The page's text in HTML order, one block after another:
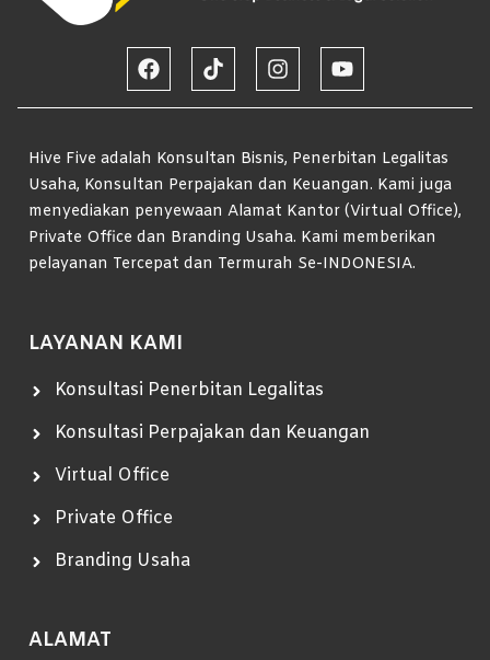
Hive Five adalah Konsultan Bisnis, Penerbitan Legalitas
Usaha, Konsultan Perpajakan dan Keuangan. Kami juga
menyediakan penyewaan Alamat Kantor (Virtual Office),
Private Office dan Branding Usaha. Kami memberikan
pelayanan Tercepat dan Termurah Se-INDONESIA.
LAYANAN KAMI
Konsultasi Penerbitan Legalitas
Konsultasi Perpajakan dan Keuangan
Virtual Office
Private Office
Branding Usaha
ALAMAT